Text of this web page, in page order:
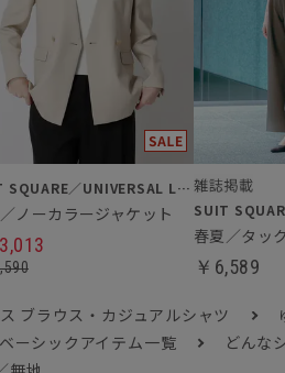
SUIT SQUARE／UNIVERSAL LANGUAGE／WHITE
ノーカラージャケット
春夏／タッ
￥6,589
ブラウス・カジュアルシャツ
ーシックアイテム一覧
どんな